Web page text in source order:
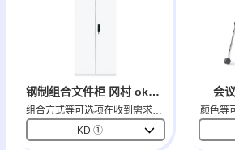
钢制组合文件柜 冈村 okamura
组合方式等可选项在收到需求后回复
KD ①
会
颜色等